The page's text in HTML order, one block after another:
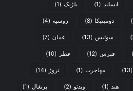
ایسلند (1) بلژیک (1)
دومینیکا (8) روسیه (4)
سوئیس (13) عمان (7)
قبرس (12) قطر (10)
(13) مهاجرت (1) نروژ (14)
هند (1) ویدئو (2) پرتغال (1)